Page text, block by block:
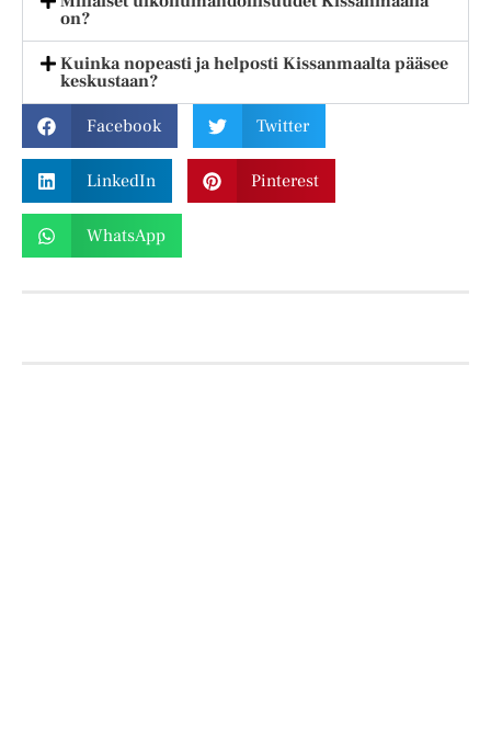
on?
Kuinka nopeasti ja helposti Kissanmaalta pääsee
keskustaan?
Facebook Twitter
LinkedIn Pinterest
WhatsApp